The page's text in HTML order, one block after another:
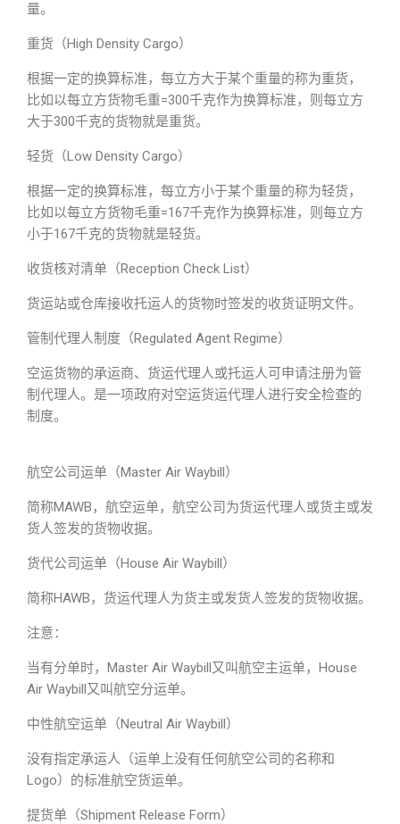
量。
重货（High Density Cargo）
根据一定的换算标准，每立方大于某个重量的称为重货，
比如以每立方货物毛重=300千克作为换算标准，则每立方
大于300千克的货物就是重货。
轻货（Low Density Cargo）
根据一定的换算标准，每立方小于某个重量的称为轻货，
比如以每立方货物毛重=167千克作为换算标准，则每立方
小于167千克的货物就是轻货。
收货核对清单（Reception Check List）
货运站或仓库接收托运人的货物时签发的收货证明文件。
管制代理人制度（Regulated Agent Regime）
空运货物的承运商、货运代理人或托运人可申请注册为管
制代理人。是一项政府对空运货运代理人进行安全检查的
制度。
航空公司运单（Master Air Waybill）
简称MAWB，航空运单，航空公司为货运代理人或货主或发
货人签发的货物收据。
货代公司运单（House Air Waybill）
简称HAWB，货运代理人为货主或发货人签发的货物收据。
注意：
当有分单时，Master Air Waybill又叫航空主运单，House
Air Waybill又叫航空分运单。
中性航空运单（Neutral Air Waybill）
没有指定承运人（运单上没有任何航空公司的名称和
Logo）的标准航空货运单。
提货单（Shipment Release Form）